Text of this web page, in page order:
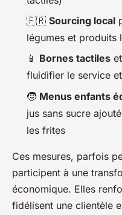
🇫🇷 Sourcing local
légumes et produits
📱 Bornes tactiles
fluidifier le service
🧒 Menus enfants
jus sans sucre
les frites
Ces mesures, parfois
participent à une
économique. Elles
fidélisent une clientèle